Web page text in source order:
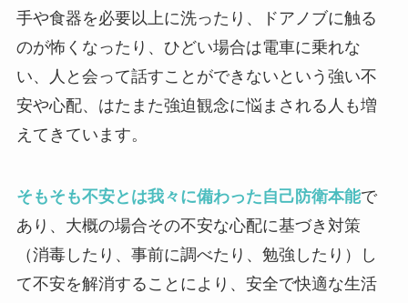
手や食器を必要以上に洗ったり、ドアノブに触る
のが怖くなったり、ひどい場合は電車に乗れな
い、人と会って話すことができないという強い不
安や心配、はたまた強迫観念に悩まされる人も増
えてきています。
そもそも不安とは我々に備わった自己防衛本能で
あり、大概の場合その不安な心配に基づき対策
（消毒したり、事前に調べたり、勉強したり）し
て不安を解消することにより、安全で快適な生活